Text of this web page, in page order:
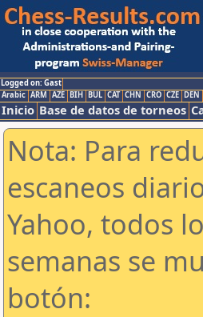
Logged on: Gast
Arabic ARM AZE BIH BUL CAT CHN CRO CZE DEN
Inicio Base de datos de torneos
Nota: Para
escaneos
Yahoo, todos
semanas se
botón: